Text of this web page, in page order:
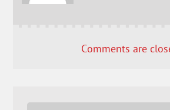
Comments are